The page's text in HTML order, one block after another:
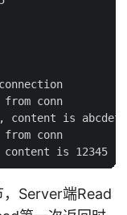
conn
content is
conn
Server端Read